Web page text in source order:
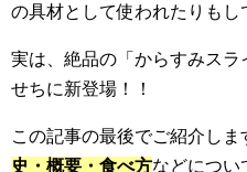
の具材として使われたりもし
実は、絶品の「からすみス
せちに新登場！！
この記事の最後でご紹介しま
史・概要・食べ方などについ